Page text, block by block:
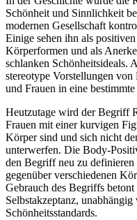
Schönheit und Sinnlichkeit
modernen Gesellschaft
Einige sehen ihn als
Körperformen und als
schlanken Schönheitsideals.
stereotype Vorstellungen
und Frauen in eine
Heutzutage wird der Begriff
Frauen mit einer kurvigen
Körper sind und sich nicht
unterwerfen. Die Body-
den Begriff neu zu
gegenüber verschiedenen
Gebrauch des Begriffs
Selbstakzeptanz,
Schönheitsstandards.